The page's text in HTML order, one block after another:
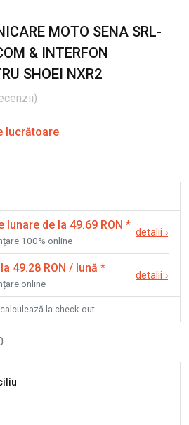
MOTO SENA SRL-
& INTERFON
SHOEI NXR2
)
lucrătoare
lunare de la 49.69 RON *
100% online
detalii ›
49.28 RON / lună *
online
detalii ›
la check-out